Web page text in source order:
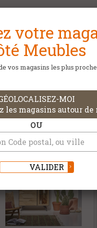
MÊME
votre
Meubles
vos magasins les plus
MOI
les magasins autour de
OU
VALIDER